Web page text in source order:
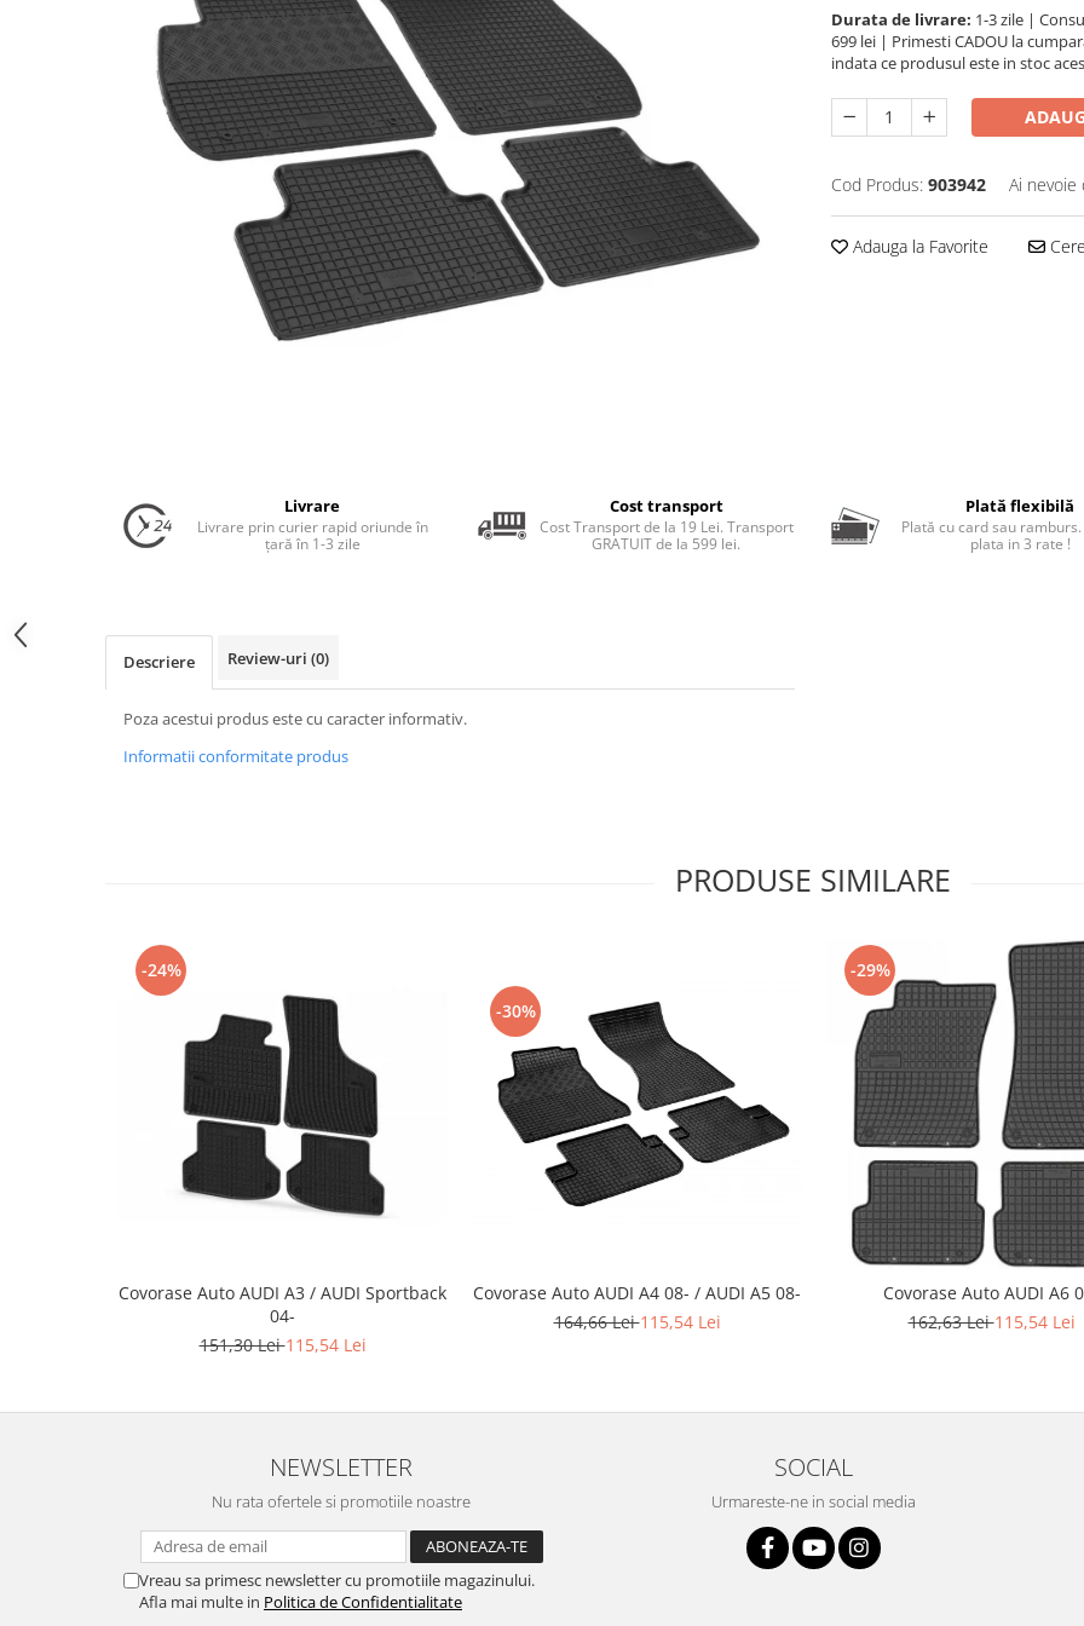
Uleiuri Transmisie Autoturisme
Uleiuri Transmisie Camioane
Uleiuri Transmisie Motociclete
Uleiuri Transmisie Utilaje
Uleiuri Transmisie Utilaje Agricole
Lichide Frână Autoturisme
Lichide Pentru Punți și Universale
Lichide Suspensie Motociclete
Lichide Întreținere
Lubrifianți Industriali
Intretinere & cosmetica auto
Durata de livrare: 1-3 zile |
699 lei | Primesti CADOU la
indata ce produsul este in stoc
Cod Produs: 903942 Ai nevoie
Adauga la Favorite
Livrare
Livrare prin curier rapid oriunde în
țară în 1-3 zile
Cost transport
Cost Transport de la 19 Lei. Transport
GRATUIT de la 599 lei.
Plată flexibilă
Plată cu card sau
plata in 3 rate !
Descriere Review-uri (0)
Poza acestui produs este cu caracter informativ.
Informatii conformitate produs
PRODUSE SIMILARE
-24%
Covorase Auto AUDI A3 / AUDI Sportback
04-
151,30 Lei115,54 Lei
-30%
Covorase Auto AUDI A4 08- / AUDI A5 08-
164,66 Lei115,54 Lei
-29%
Covorase Auto AUDI A6
162,63 Lei115,54 Lei
NEWSLETTER
Nu rata ofertele si promotiile noastre
Vreau sa primesc newsletter cu promotiile magazinului.
Afla mai multe in Politica de Confidentialitate
SOCIAL
Urmareste-ne in social media